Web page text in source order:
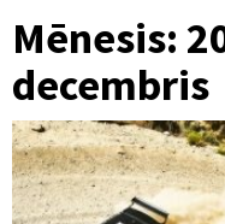
Mēnesis:
decembris